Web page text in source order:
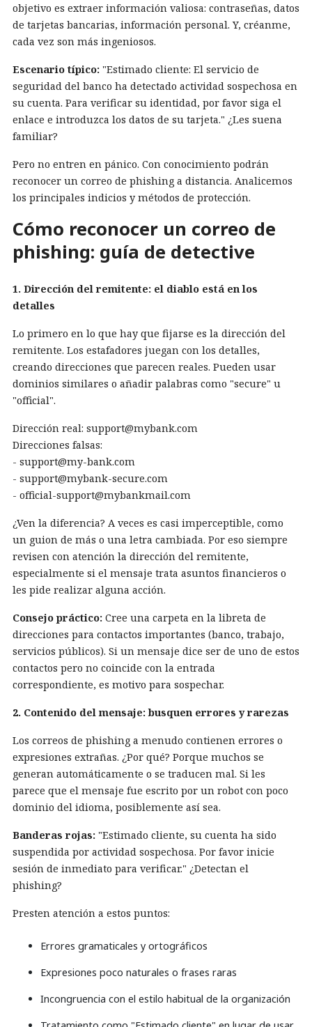
objetivo es extraer información valiosa: contraseñas, datos
de tarjetas bancarias, información personal. Y, créanme,
cada vez son más ingeniosos.
Escenario típico: "Estimado cliente: El servicio de
seguridad del banco ha detectado actividad sospechosa en
su cuenta. Para verificar su identidad, por favor siga el
enlace e introduzca los datos de su tarjeta." ¿Les suena
familiar?
Pero no entren en pánico. Con conocimiento podrán
reconocer un correo de phishing a distancia. Analicemos
los principales indicios y métodos de protección.
Cómo reconocer un correo de
phishing: guía de detective
1. Dirección del remitente: el diablo está en los
detalles
Lo primero en lo que hay que fijarse es la dirección del
remitente. Los estafadores juegan con los detalles,
creando direcciones que parecen reales. Pueden usar
dominios similares o añadir palabras como "secure" u
"official".
Dirección real: support@mybank.com
Direcciones falsas:
- support@my-bank.com
- support@mybank-secure.com
- official-support@mybankmail.com
¿Ven la diferencia? A veces es casi imperceptible, como
un guion de más o una letra cambiada. Por eso siempre
revisen con atención la dirección del remitente,
especialmente si el mensaje trata asuntos financieros o
les pide realizar alguna acción.
Consejo práctico: Cree una carpeta en la libreta de
direcciones para contactos importantes (banco, trabajo,
servicios públicos). Si un mensaje dice ser de uno de estos
contactos pero no coincide con la entrada
correspondiente, es motivo para sospechar.
2. Contenido del mensaje: busquen errores y rarezas
Los correos de phishing a menudo contienen errores o
expresiones extrañas. ¿Por qué? Porque muchos se
generan automáticamente o se traducen mal. Si les
parece que el mensaje fue escrito por un robot con poco
dominio del idioma, posiblemente así sea.
Banderas rojas: "Estimado cliente, su cuenta ha sido
suspendida por actividad sospechosa. Por favor inicie
sesión de inmediato para verificar." ¿Detectan el
phishing?
Presten atención a estos puntos:
Errores gramaticales y ortográficos
Expresiones poco naturales o frases raras
Incongruencia con el estilo habitual de la organización